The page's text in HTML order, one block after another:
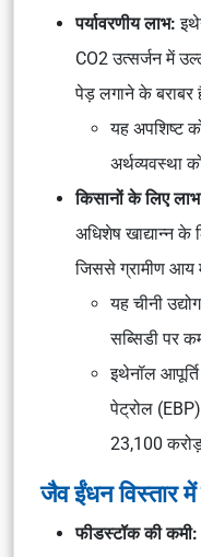
पर्यावरणीय लाभ:
CO2 उत्सर्जन में
पेड़ लगाने के बराबर
यह अपशिष्ट
अर्थव्यवस्था
किसानों के लिए
अधिशेष खाद्यान्न के
जिससे ग्रामीण आय में
यह चीनी
सब्सिडी पर
इथेनॉल
पेट्रोल
23,100
जैव ईंधन विस्तार में
फीडस्टॉक की कमी: